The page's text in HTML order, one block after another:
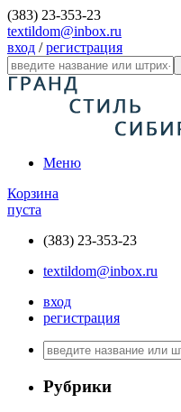
(383) 23-353-23
textildom@inbox.ru
вход /регистрация
Меню
Корзина
пуста
(383) 23-353-23
textildom@inbox.ru
вход
регистрация
Рубрики